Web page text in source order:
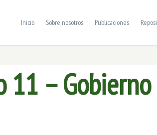
Inicio Sobre nosotros Publicaciones
11 –